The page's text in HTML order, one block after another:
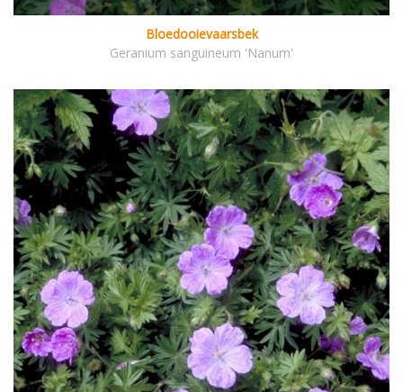
Bloedooievaarsbek
Geranium sanguineum 'Nanum'